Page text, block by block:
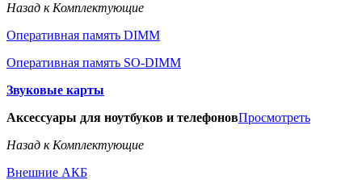
Назад к Комплектующие
Оперативная память DIMM
Оперативная память SO-DIMM
Звуковые карты
Аксессуары для ноутбуков и телефоновПросмотреть
Назад к Комплектующие
Внешние АКБ